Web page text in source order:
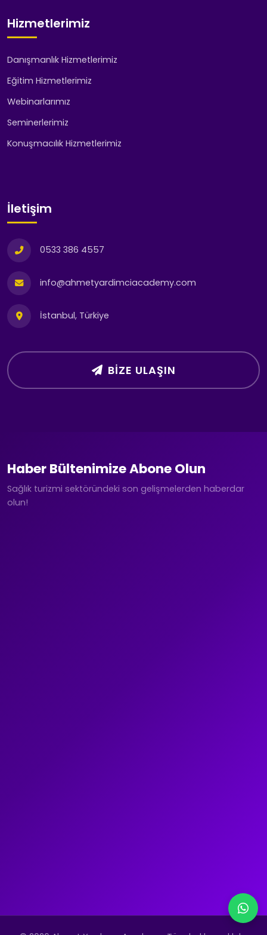
Hizmetlerimiz
Danışmanlık Hizmetlerimiz
Eğitim Hizmetlerimiz
Webinarlarımız
Seminerlerimiz
Konuşmacılık Hizmetlerimiz
İletişim
0533 386 4557
info@ahmetyardimciacademy.com
İstanbul, Türkiye
BIZE ULAŞIN
Haber Bültenimize Abone Olun
Sağlık turizmi sektöründeki son gelişmelerden haberdar
olun!